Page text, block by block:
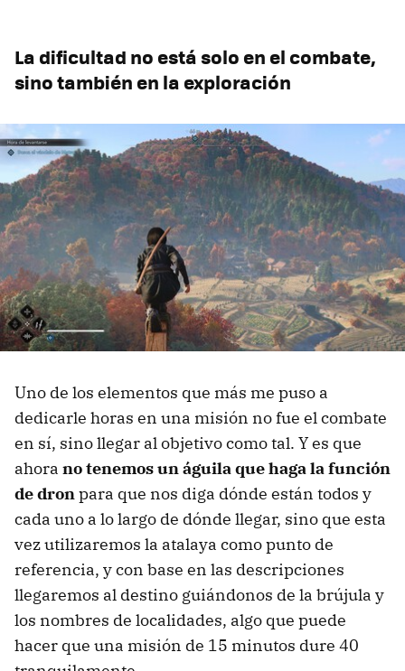
La dificultad no está solo en el combate,
sino también en la exploración
Uno de los elementos que más me puso a
dedicarle horas en una misión no fue el combate
en sí, sino llegar al objetivo como tal. Y es que
ahora no tenemos un águila que haga la función
de dronpara que nos diga dónde están todos y
cada uno a lo largo de dónde llegar, sino que esta
vez utilizaremos la atalaya como punto de
referencia, y con base en las descripciones
llegaremos al destino guiándonos de la brújula y
los nombres de localidades, algo que puede
hacer que una misión de 15 minutos dure 40